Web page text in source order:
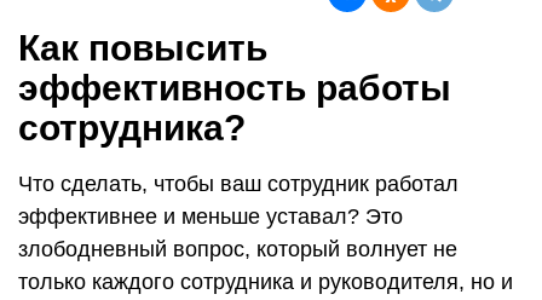
Как повысить
эффективность работы
сотрудника?
Что сделать, чтобы ваш сотрудник работал
эффективнее и меньше уставал? Это
злободневный вопрос, который волнует не
только каждого сотрудника и руководителя, но и